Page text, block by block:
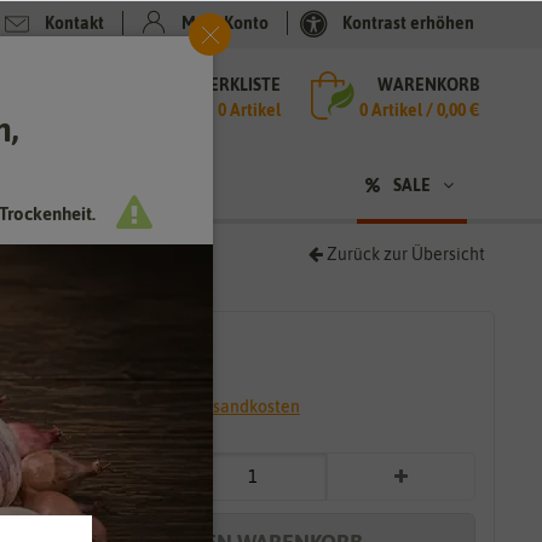
Kontakt Mein Konto Kontrast erhöhen
MERKLISTE
0 Artikel
WARENKORB
0Artikel /0,00 €
SALE
Zurück zur Übersicht
* inkl. 7% MwSt. zzgl. Versandkosten